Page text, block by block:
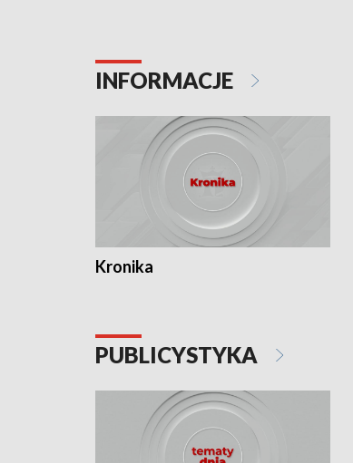
INFORMACJE
Kronika
PUBLICYSTYKA